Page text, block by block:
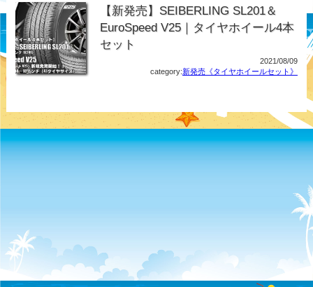
【新発売】SEIBERLING SL201＆
EuroSpeed V25｜タイヤホイール4本
セット
2021/08/09
category:新発売《タイヤホイールセット》